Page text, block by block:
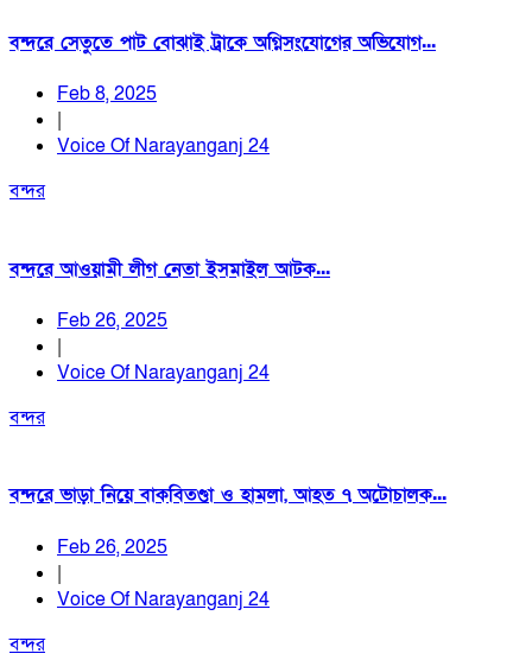
বন্দরে সেতুতে পাট বোঝাই ট্রাকে অগ্নিসংযোগের অভিযোগ...
Feb 8, 2025
|
Voice Of Narayanganj 24
বন্দর
বন্দরে আওয়ামী লীগ নেতা ইসমাইল আটক...
Feb 26, 2025
|
Voice Of Narayanganj 24
বন্দর
বন্দরে ভাড়া নিয়ে বাকবিতণ্ডা ও হামলা, আহত ৭ অটোচালক...
Feb 26, 2025
|
Voice Of Narayanganj 24
বন্দর